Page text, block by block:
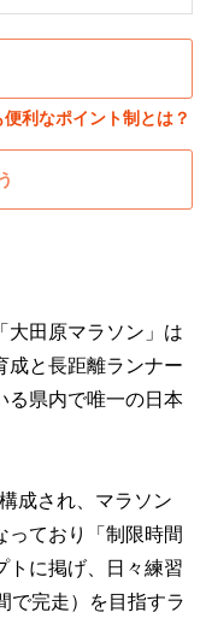
便利なポイント制とは？
大田原マラソン」は
成と長距離ランナー
る県内で唯一の日本
成され、マラソン
っており「制限時間
トに掲げ、日々練習
で完走）を目指すラ